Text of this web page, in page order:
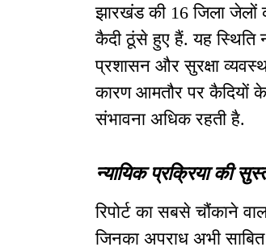
झारखंड की 16 जिला जेलों
कैदी ठूंसे हुए हैं. यह स्थिति
प्रशासन और सुरक्षा
कारण आमतौर पर कैदियों
संभावना अधिक रहती है.
न्यायिक प्रक्रिया की
रिपोर्ट का सबसे चौंकाने
जिनका अपराध अभी